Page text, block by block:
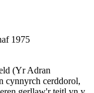
1975
(Yr Adran
cynnyrch cerddorol,